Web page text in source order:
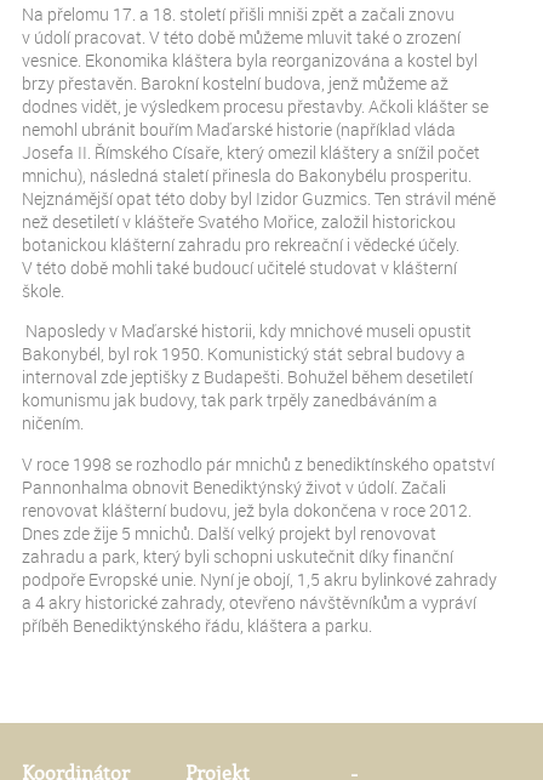
Na přelomu 17. a 18. století přišli mniši zpět a začali znovu
v údolí pracovat. V této době můžeme mluvit také o zrození
vesnice. Ekonomika kláštera byla reorganizována a kostel byl
brzy přestavěn. Barokní kostelní budova, jenž můžeme až
dodnes vidět, je výsledkem procesu přestavby. Ačkoli klášter se
nemohl ubránit bouřím Maďarské historie (například vláda
Josefa II. Římského Císaře, který omezil kláštery a snížil počet
mnichu), následná staletí přinesla do Bakonybélu prosperitu.
Nejznámější opat této doby byl Izidor Guzmics. Ten strávil méně
než desetiletí v klášteře Svatého Mořice, založil historickou
botanickou klášterní zahradu pro rekreační i vědecké účely.
V této době mohli také budoucí učitelé studovat v klášterní
škole.
Naposledy v Maďarské historii, kdy mnichové museli opustit
Bakonybél, byl rok 1950. Komunistický stát sebral budovy a
internoval zde jeptišky z Budapešti. Bohužel během desetiletí
komunismu jak budovy, tak park trpěly zanedbáváním a
ničením.
V roce 1998 se rozhodlo pár mnichů z benediktínského opatství
Pannonhalma obnovit Benediktýnský život v údolí. Začali
renovovat klášterní budovu, jež byla dokončena v roce 2012.
Dnes zde žije 5 mnichů. Další velký projekt byl renovovat
zahradu a park, který byli schopni uskutečnit díky finanční
podpoře Evropské unie. Nyní je obojí, 1,5 akru bylinkové zahrady
a 4 akry historické zahrady, otevřeno návštěvníkům a vypráví
příběh Benediktýnského řádu, kláštera a parku.
Koordinátor Projekt -